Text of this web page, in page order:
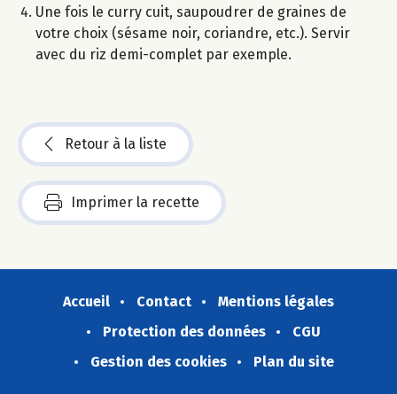
Une fois le curry cuit, saupoudrer de graines de
votre choix (sésame noir, coriandre, etc.). Servir
avec du riz demi-complet par exemple.
Retour à la liste
Imprimer la recette
Accueil Contact
Mentions légales
Protection des données
CGU
Gestion des cookies
Plan du site